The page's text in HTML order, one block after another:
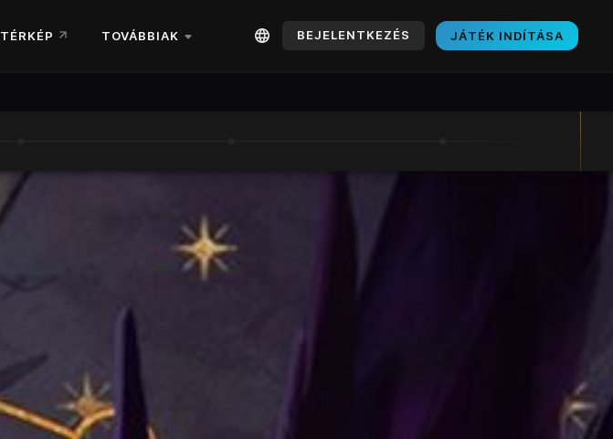
TÉRKÉP TOVÁBBIAK BEJELENTKEZÉS JÁTÉK INDÍTÁSA